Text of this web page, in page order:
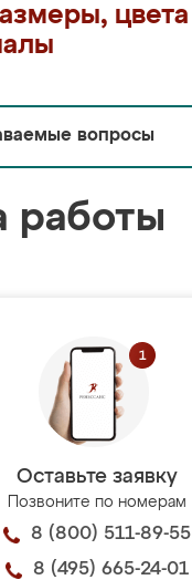
цвета
вопросы
работы
Оставьте заявку
Позвоните по номерам
8 (800) 511-89-55
8 (495) 665-24-01